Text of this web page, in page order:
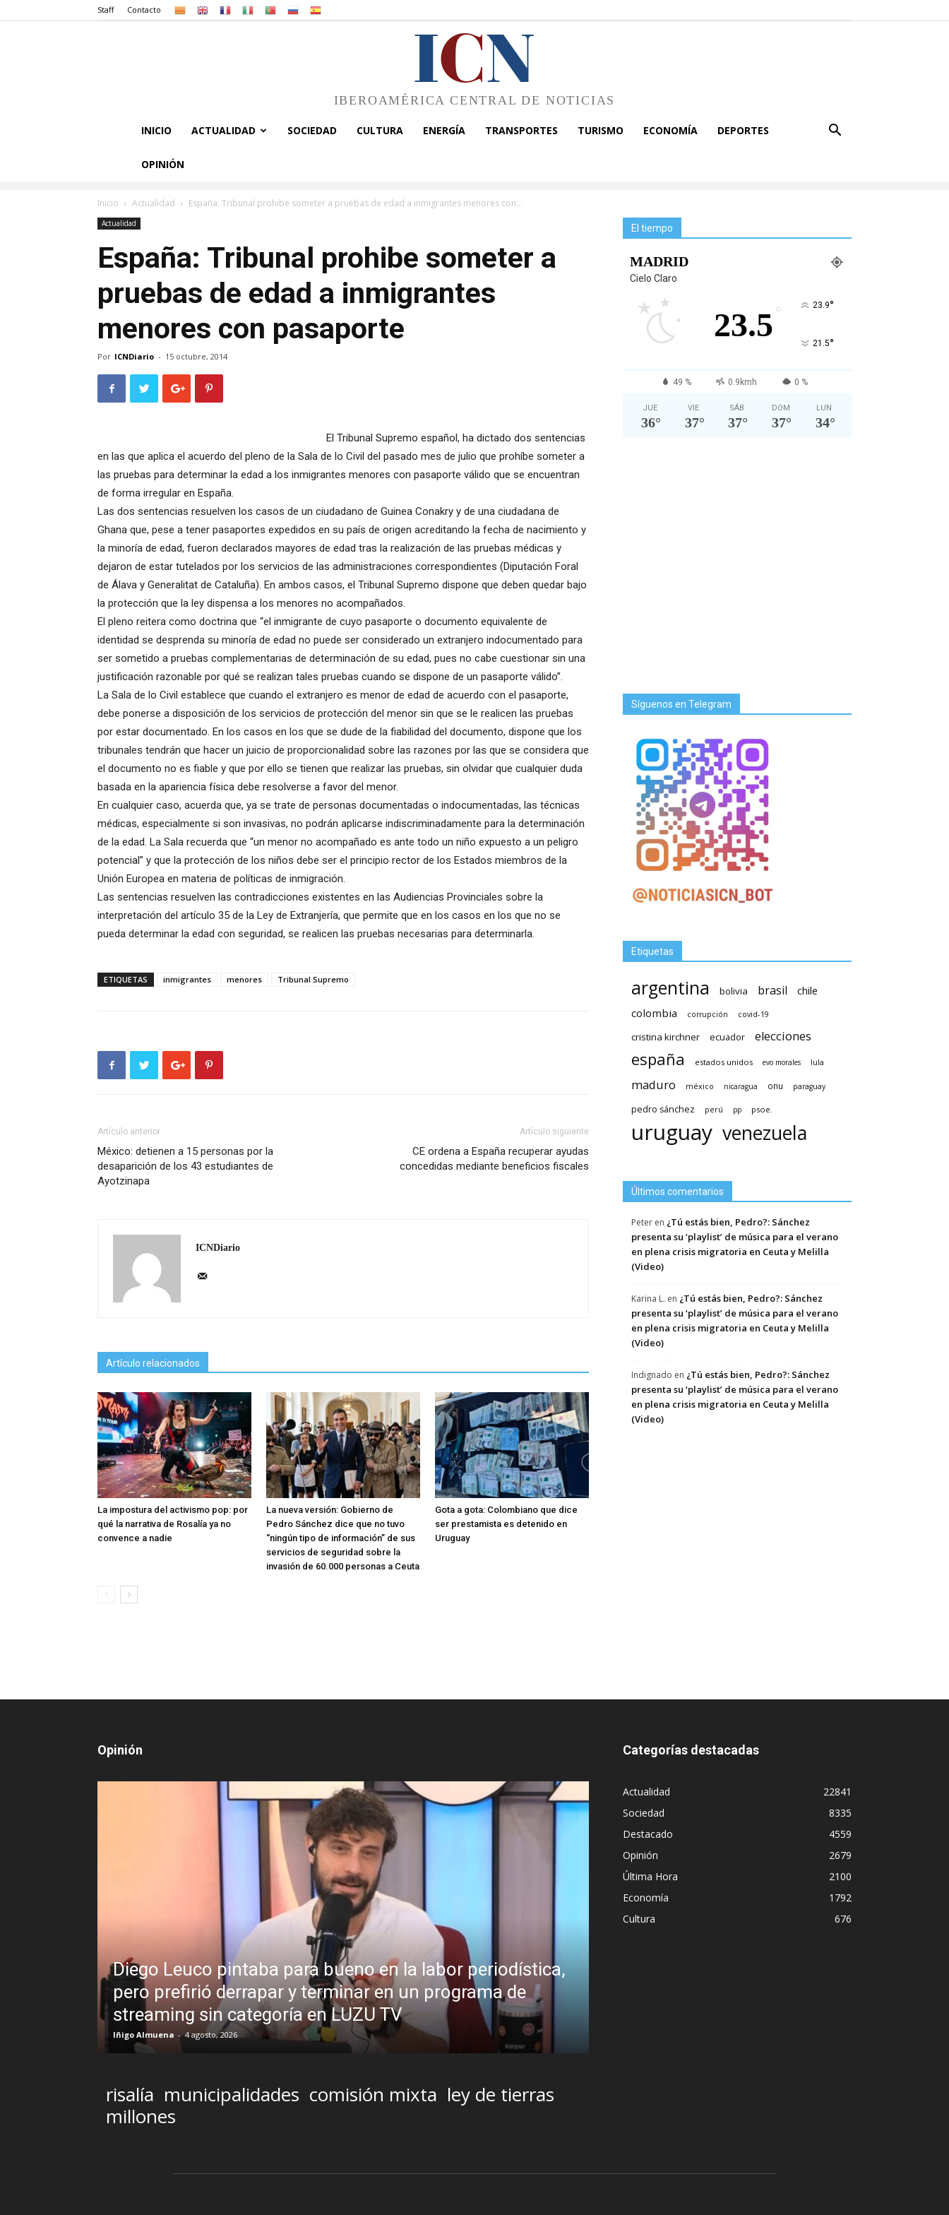
Staff Contacto
ICN
IBEROAMÉRICA CENTRAL DE NOTICIAS
INICIO ACTUALIDAD SOCIEDAD CULTURA ENERGÍA TRANSPORTES TURISMO ECONOMÍA DEPORTES
OPINIÓN
Inicio Actualidad España: Tribunal prohibe someter a pruebas de edad a inmigrantes menores con...
Actualidad
España: Tribunal prohibe someter a
pruebas de edad a inmigrantes
menores con pasaporte
Por ICNDiario - 15 octubre, 2014
El Tribunal Supremo español, ha dictado dos sentencias
en las que aplica el acuerdo del pleno de la Sala de lo Civil del pasado mes de julio que prohíbe someter a
las pruebas para determinar la edad a los inmigrantes menores con pasaporte válido que se encuentran
de forma irregular en España.
Las dos sentencias resuelven los casos de un ciudadano de Guinea Conakry y de una ciudadana de
Ghana que, pese a tener pasaportes expedidos en su país de origen acreditando la fecha de nacimiento y
la minoría de edad, fueron declarados mayores de edad tras la realización de las pruebas médicas y
dejaron de estar tutelados por los servicios de las administraciones correspondientes (Diputación Foral
de Álava y Generalitat de Cataluña). En ambos casos, el Tribunal Supremo dispone que deben quedar bajo
la protección que la ley dispensa a los menores no acompañados.
El pleno reitera como doctrina que “el inmigrante de cuyo pasaporte o documento equivalente de
identidad se desprenda su minoría de edad no puede ser considerado un extranjero indocumentado para
ser sometido a pruebas complementarias de determinación de su edad, pues no cabe cuestionar sin una
justificación razonable por qué se realizan tales pruebas cuando se dispone de un pasaporte válido”.
La Sala de lo Civil establece que cuando el extranjero es menor de edad de acuerdo con el pasaporte,
debe ponerse a disposición de los servicios de protección del menor sin que se le realicen las pruebas
por estar documentado. En los casos en los que se dude de la fiabilidad del documento, dispone que los
tribunales tendrán que hacer un juicio de proporcionalidad sobre las razones por las que se considera que
el documento no es fiable y que por ello se tienen que realizar las pruebas, sin olvidar que cualquier duda
basada en la apariencia física debe resolverse a favor del menor.
En cualquier caso, acuerda que, ya se trate de personas documentadas o indocumentadas, las técnicas
médicas, especialmente si son invasivas, no podrán aplicarse indiscriminadamente para la determinación
de la edad. La Sala recuerda que “un menor no acompañado es ante todo un niño expuesto a un peligro
potencial” y que la protección de los niños debe ser el principio rector de los Estados miembros de la
Unión Europea en materia de políticas de inmigración.
Las sentencias resuelven las contradicciones existentes en las Audiencias Provinciales sobre la
interpretación del artículo 35 de la Ley de Extranjería, que permite que en los casos en los que no se
pueda determinar la edad con seguridad, se realicen las pruebas necesarias para determinarla.
ETIQUETAS inmigrantes menores Tribunal Supremo
Artículo anterior
México: detienen a 15 personas por la
desaparición de los 43 estudiantes de
Ayotzinapa
Artículo siguiente
CE ordena a España recuperar ayudas
concedidas mediante beneficios fiscales
ICNDiario
Artículo relacionados
La impostura del activismo pop: por
qué la narrativa de Rosalía ya no
convence a nadie
La nueva versión: Gobierno de
Pedro Sánchez dice que no tuvo
“ningún tipo de información” de sus
servicios de seguridad sobre la
invasión de 60.000 personas a Ceuta
Gota a gota: Colombiano que dice
ser prestamista es detenido en
Uruguay
El tiempo
MADRID
Cielo Claro
23.5 ° 23.9°
21.5°
49 % 0.9kmh 0 %
JUE
36°
VIE
37°
SÁB
37°
DOM
37°
LUN
34°
Síguenos en Telegram
Etiquetas
argentina bolivia brasil
chile
colombia
corrupción covid-19
cristina kirchner ecuador elecciones
españa estados unidos evo morales lula
maduro méxico nicaragua onu paraguay
pedro sánchez perú pp psoe.
uruguay venezuela
Últimos comentarios
Peter en ¿Tú estás bien, Pedro?: Sánchez
presenta su ‘playlist’ de música para el verano
en plena crisis migratoria en Ceuta y Melilla
(Video)
Karina L. en ¿Tú estás bien, Pedro?: Sánchez
presenta su ‘playlist’ de música para el verano
en plena crisis migratoria en Ceuta y Melilla
(Video)
Indignado en ¿Tú estás bien, Pedro?: Sánchez
presenta su ‘playlist’ de música para el verano
en plena crisis migratoria en Ceuta y Melilla
(Video)
Opinión
la labor periodística,
un programa de
¿Padece Pedro Sánchez el “Síndrome de Hubris”?
Analistas debaten sobre el estilo de liderazgo del
presidente
R.C. Gómez 2 agosto, 2026
risalía municipalidades comisión mixta ley de tierras
millones
Categorías destacadas
Actualidad
22841
Sociedad
8335
Destacado
4559
Opinión
2679
Última Hora
2100
Economía
1792
Cultura
676